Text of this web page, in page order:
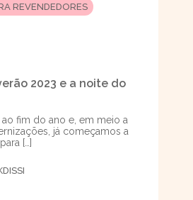
REVENDEDORES
2023 e a noite do
fim do ano e, em meio a
já começamos a
[…]